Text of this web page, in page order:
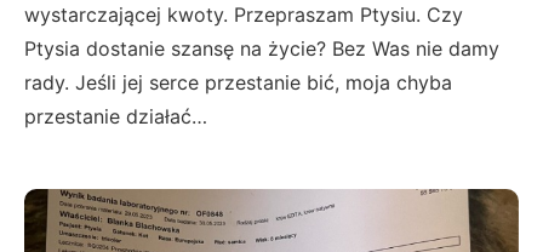
wystarczającej kwoty. Przepraszam Ptysiu. Czy
Ptysia dostanie szansę na życie? Bez Was nie damy
rady. Jeśli jej serce przestanie bić, moja chyba
przestanie działać…